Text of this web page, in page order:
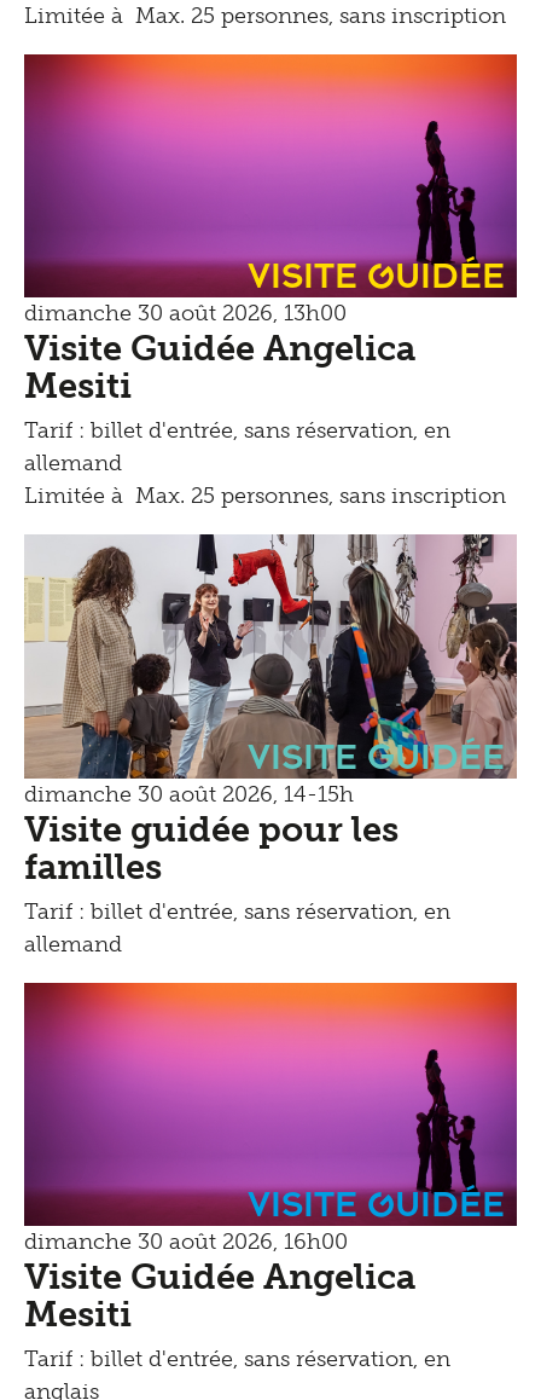
Limitée à Max. 25 personnes, sans inscription
Visite Guidée
dimanche 30 août 2026, 13h00
Visite Guidée Angelica
Mesiti
Tarif : billet d'entrée, sans réservation, en
allemand
Limitée à Max. 25 personnes, sans inscription
Visite guidée
dimanche 30 août 2026, 14-15h
Visite guidée pour les
familles
Tarif : billet d'entrée, sans réservation, en
allemand
Visite Guidée
dimanche 30 août 2026, 16h00
Visite Guidée Angelica
Mesiti
Tarif : billet d'entrée, sans réservation, en
anglais